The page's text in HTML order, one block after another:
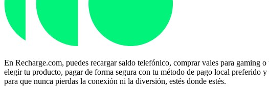
En Recharge.com, puedes recargar saldo telefónico, comprar vales para gaming
elegir tu producto, pagar de forma segura con tu método de pago local
para que nunca pierdas la conexión ni la diversión, estés donde estés.